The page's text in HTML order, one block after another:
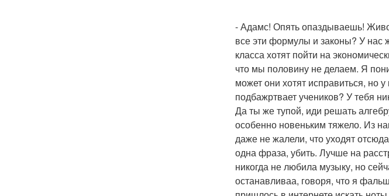
- Адамс! Опять опаздываешь!
все эти формулы и законы? У нас
класса хотят пойти на
что мы половину не делаем. Я
может они хотят исправиться, но
подбажртвает учеников? У тебя
Да ты же тупой, иди решать
особенно новеньким тяжело. Из
даже не жалели, что уходят
одна фраза, убить. Лучше на
никогда не любила музыку, но
останавливаа, говоря, что я